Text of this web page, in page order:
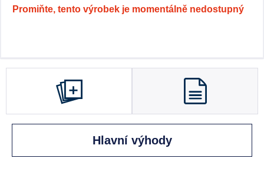
Promiňte, tento výrobek je momentálně nedostupný
Hlavní výhody